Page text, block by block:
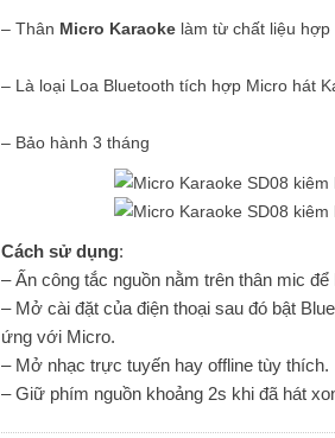
– Thân Micro Karaoke làm từ chất liệu hợp
– Là loại Loa Bluetooth tích hợp Micro hát
– Bảo hành 3 tháng
Cách sử dụng:
– Ấn công tắc nguồn nằm trên thân mic
– Mở cài đặt của điện thoại sau đó bật
ứng với Micro.
– Mở nhạc trực tuyến hay offline tùy thích.
– Giữ phím nguồn khoảng 2s khi đã hát